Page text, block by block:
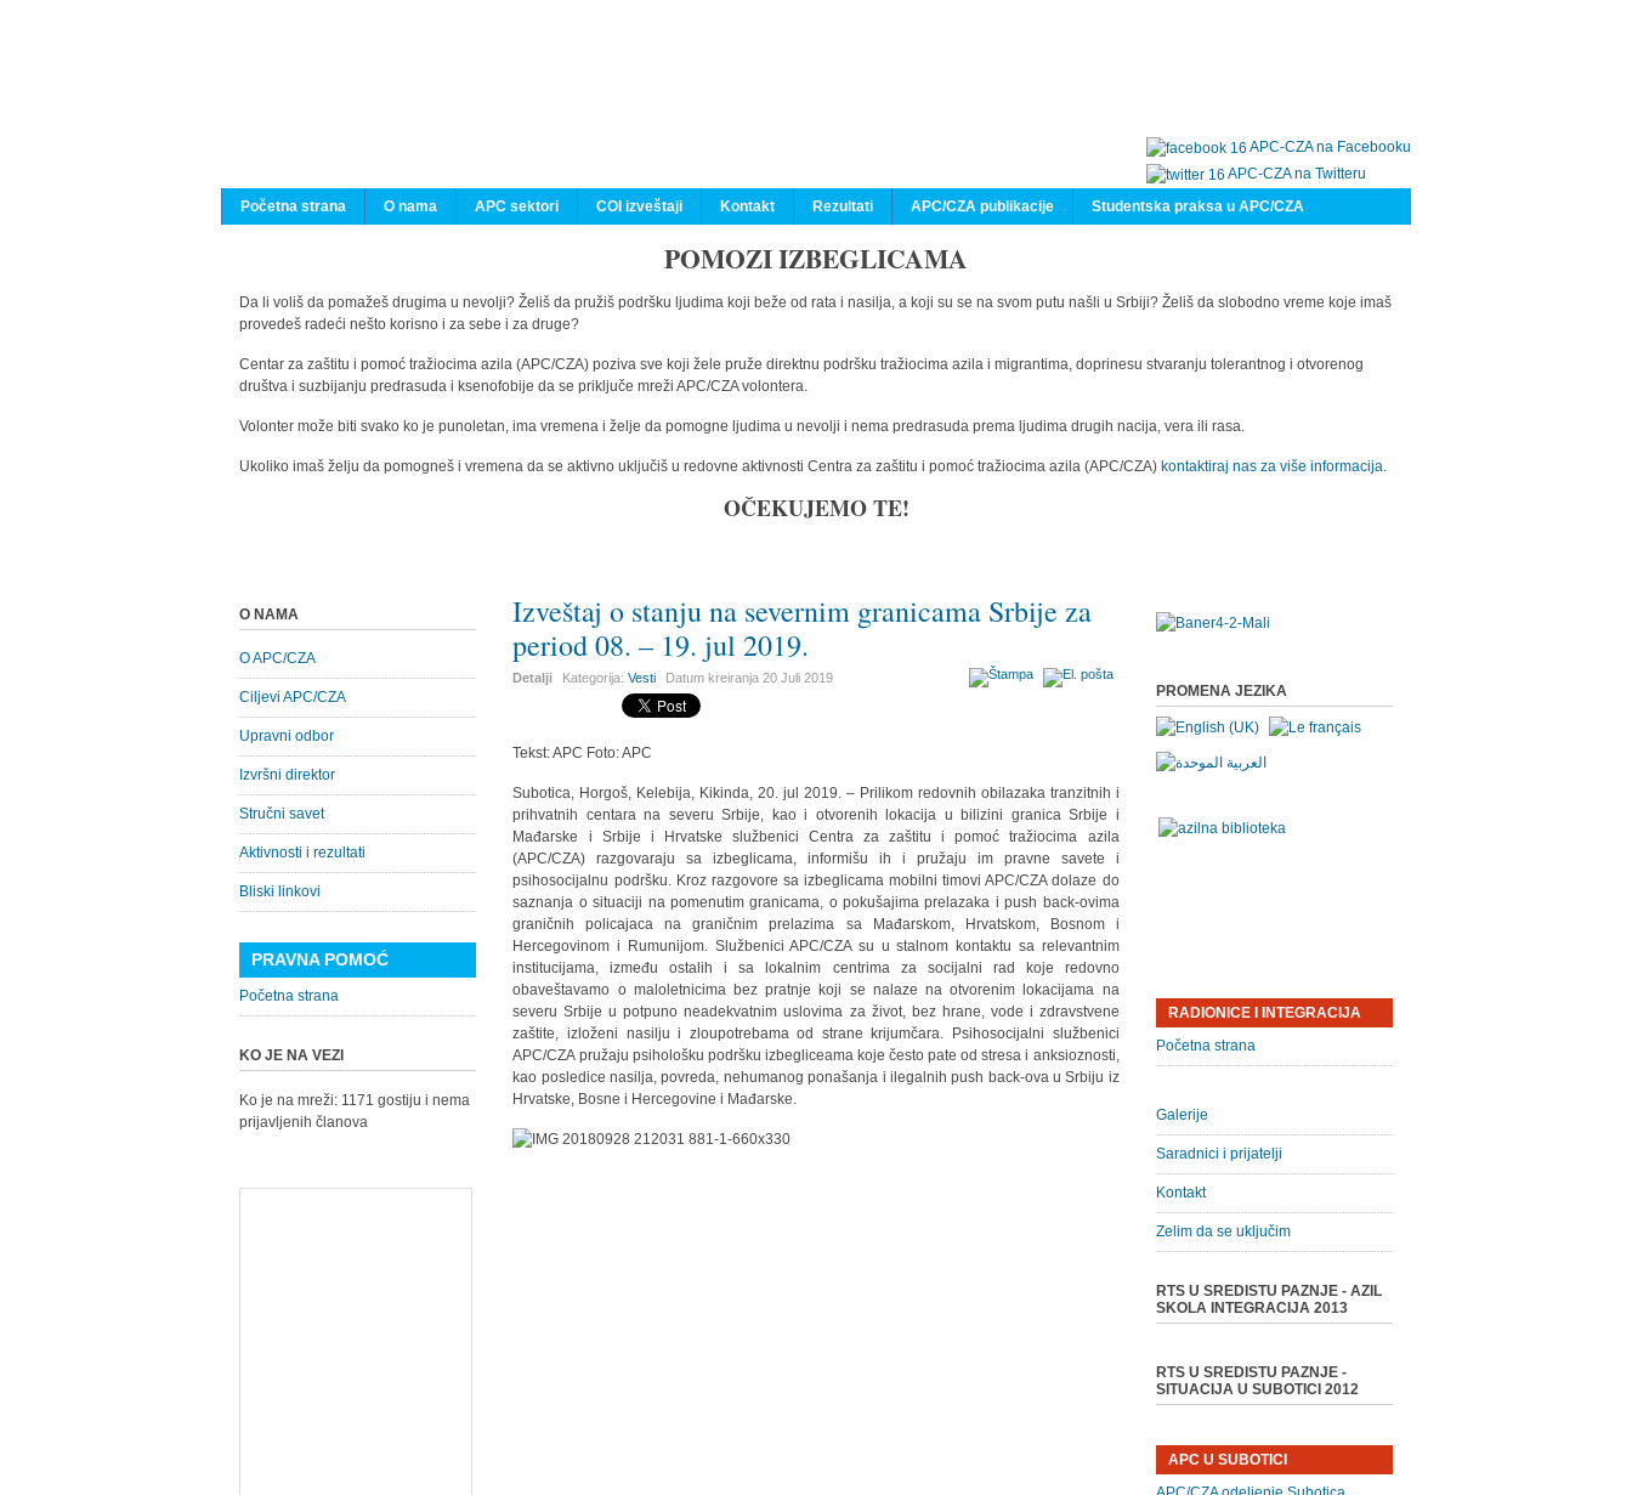
APC-CZA na Facebooku
APC-CZA na Twitteru
Početna strana
O nama APC sektori COI izveštaji Kontakt Rezultati APC/CZA publikacije Studentska praksa u APC/CZA
POMOZI IZBEGLICAMA
Da li voliš da pomažeš drugima u nevolji? Želiš da pružiš podršku ljudima koji beže od rata i nasilja, a koji su se na svom putu našli u Srbiji? Želiš da slobodno vreme koje imaš
provedeš radeći nešto korisno i za sebe i za druge?
Centar za zaštitu i pomoć tražiocima azila (APC/CZA) poziva sve koji žele pruže direktnu podršku tražiocima azila i migrantima, doprinesu stvaranju tolerantnog i otvorenog
društva i suzbijanju predrasuda i ksenofobije da se priključe mreži APC/CZA volontera.
Volonter može biti svako ko je punoletan, ima vremena i želje da pomogne ljudima u nevolji i nema predrasuda prema ljudima drugih nacija, vera ili rasa.
Ukoliko imaš želju da pomogneš i vremena da se aktivno uključiš u redovne aktivnosti Centra za zaštitu i pomoć tražiocima azila (APC/CZA) kontaktiraj nas za više informacija.
OČEKUJEMO TE!
Izveštaj o stanju na severnim granicama Srbije za
period 08. – 19. jul 2019.
Detalji Kategorija:Vesti Datum kreiranja20 Juli 2019
Tekst: APC Foto: APC
Subotica, Horgoš, Kelebija, Kikinda, 20. jul 2019. – Prilikom redovnih obilazaka tranzitnih i
prihvatnih centara na severu Srbije, kao i otvorenih lokacija u bilizini granica Srbije i
Mađarske i Srbije i Hrvatske službenici Centra za zaštitu i pomoć tražiocima azila
(APC/CZA) razgovaraju sa izbeglicama, informišu ih i pružaju im pravne savete i
psihosocijalnu podršku. Kroz razgovore sa izbeglicama mobilni timovi APC/CZA dolaze do
saznanja o situaciji na pomenutim granicama, o pokušajima prelazaka i push back-ovima
graničnih policajaca na graničnim prelazima sa Mađarskom, Hrvatskom, Bosnom i
Hercegovinom i Rumunijom. Službenici APC/CZA su u stalnom kontaktu sa relevantnim
institucijama, između ostalih i sa lokalnim centrima za socijalni rad koje redovno
obaveštavamo o maloletnicima bez pratnje koji se nalaze na otvorenim lokacijama na
severu Srbije u potpuno neadekvatnim uslovima za život, bez hrane, vode i zdravstvene
zaštite, izloženi nasilju i zloupotrebama od strane krijumčara. Psihosocijalni službenici
APC/CZA pružaju psihološku podršku izbegliceama koje često pate od stresa i anksioznosti,
kao posledice nasilja, povreda, nehumanog ponašanja i ilegalnih push back-ova u Srbiju iz
Hrvatske, Bosne i Hercegovine i Mađarske.
O NAMA
O APC/CZA
Ciljevi APC/CZA
Upravni odbor
Izvršni direktor
Stručni savet
Aktivnosti i rezultati
Bliski linkovi
PRAVNA POMOĆ
Početna strana
KO JE NA VEZI
Ko je na mreži: 1171 gostiju i nema
prijavljenih članova
PROMENA JEZIKA
RADIONICE I INTEGRACIJA
Početna strana
Galerije
Saradnici i prijatelji
Kontakt
Zelim da se uključim
RTS U SREDISTU PAZNJE - AZIL
SKOLA INTEGRACIJA 2013
RTS U SREDISTU PAZNJE -
SITUACIJA U SUBOTICI 2012
APC U SUBOTICI